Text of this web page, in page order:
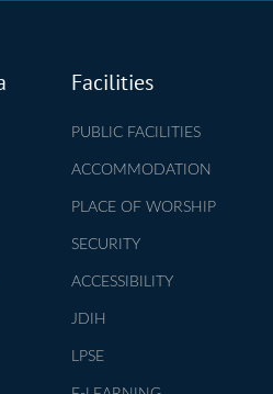
Facilities
PUBLIC FACILITIES
ACCOMMODATION
PLACE OF WORSHIP
SECURITY
ACCESSIBILITY
JDIH
LPSE